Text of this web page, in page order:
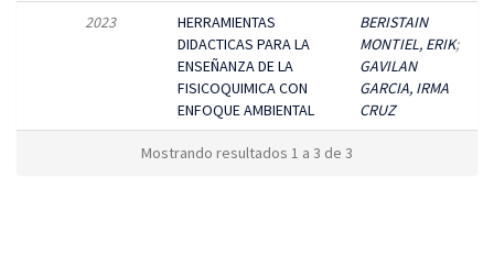
2023
HERRAMIENTAS
DIDACTICAS PARA LA
ENSEÑANZA DE LA
FISICOQUIMICA CON
ENFOQUE AMBIENTAL
BERISTAIN
MONTIEL, ERIK;
GAVILAN
GARCIA, IRMA
CRUZ
Mostrando resultados 1 a 3 de 3